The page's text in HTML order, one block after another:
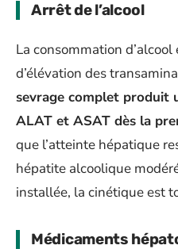
Arrêt de l’alcool
La consommation
d’élévation des
sevrage complet produit
ALAT et ASAT dès la
que l’atteinte hépatique
hépatite alcoolique
installée, la cinétique est
Médicaments